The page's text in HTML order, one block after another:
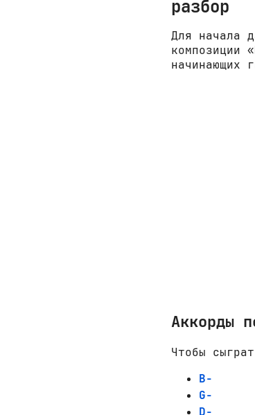
разбор
Для начала
композиции
начинающих
Аккорды
Чтобы
B-
G-
D-